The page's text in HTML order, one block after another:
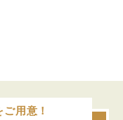
用意！